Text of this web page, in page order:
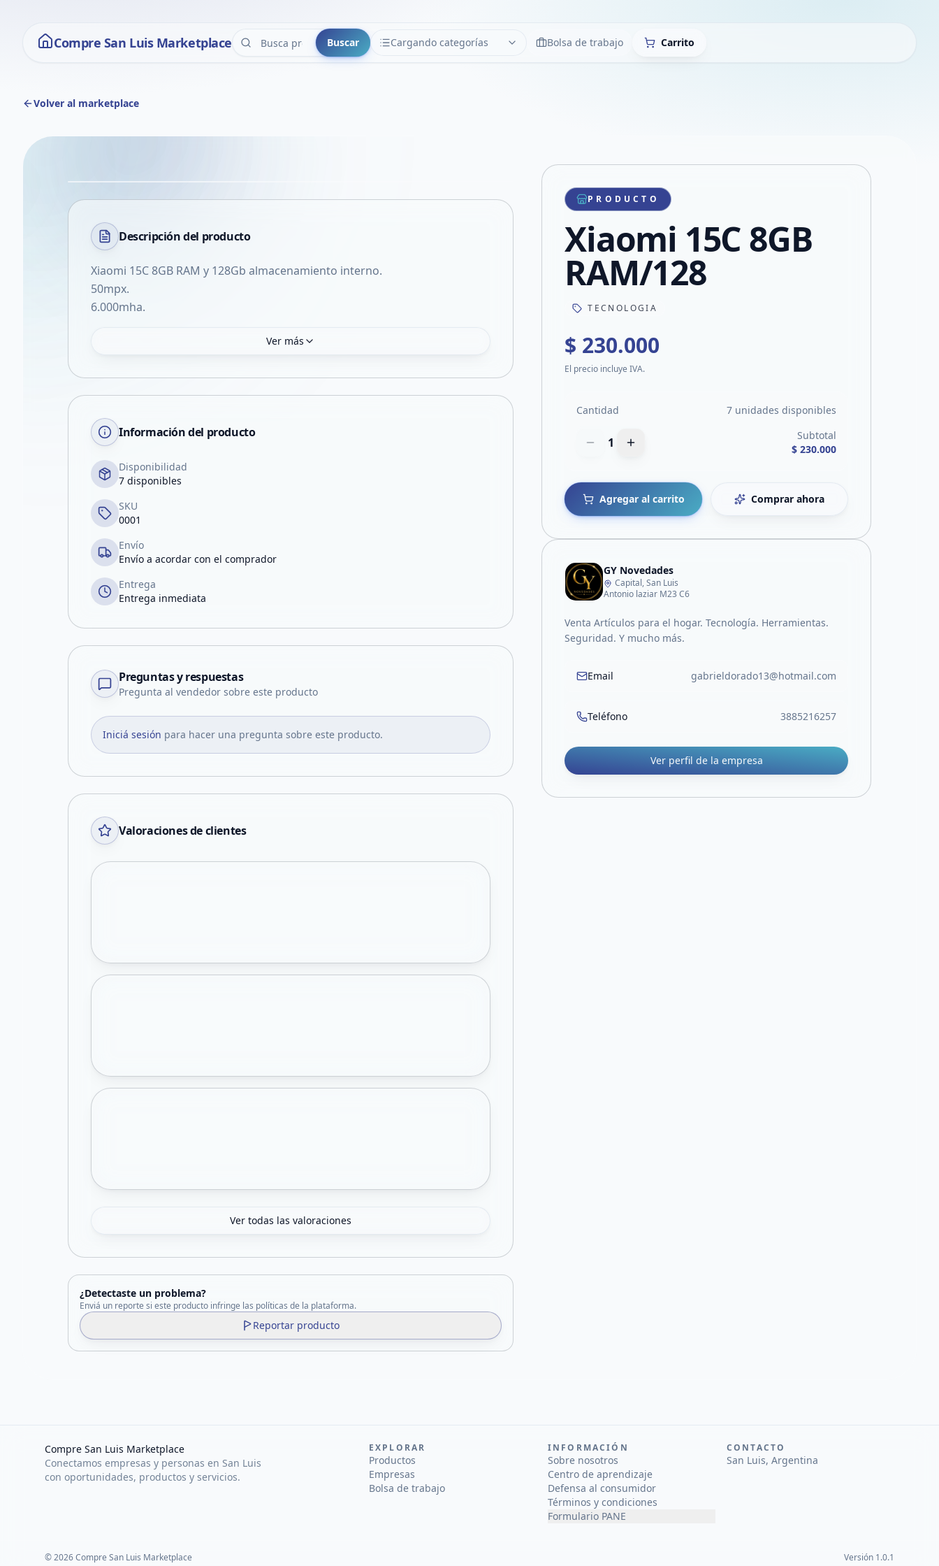
Compre San Luis Marketplace Buscar Cargando categorías
CATEGORÍAS LimpiarBolsa de trabajo Carrito
Volver al marketplace
VER EN PANTALLA COMPLETA
Compartir producto
Compartir por WhatsApp
Compartir por mail
Compartir en Facebook
Compartir en X
Descripción del producto
Xiaomi 15C 8GB RAM y 128Gb almacenamiento interno.
50mpx.
6.000mha.
Ver más
Información del producto
Disponibilidad
7 disponibles
SKU
0001
Envío
Envío a acordar con el comprador
Entrega
Entrega inmediata
Preguntas y respuestas
Pregunta al vendedor sobre este producto
Iniciá sesión para hacer una pregunta sobre este producto.
Valoraciones de clientes
Ver todas las valoraciones
¿Detectaste un problema?
Enviá un reporte si este producto infringe las políticas de la plataforma.
Reportar producto
PRODUCTO
Xiaomi 15C 8GB
RAM/128
TECNOLOGIA
$ 230.000
El precio incluye IVA.
Cantidad 7 unidades disponibles
1
Subtotal
$ 230.000
Agregar al carrito Comprar ahora
GY Novedades
Capital, San Luis
Antonio laziar M23 C6
Venta Artículos para el hogar. Tecnología. Herramientas.
Seguridad. Y mucho más.
Email gabrieldorado13@hotmail.com
Teléfono 3885216257
Ver perfil de la empresa
Compre San Luis Marketplace
Conectamos empresas y personas en San Luis
con oportunidades, productos y servicios.
EXPLORAR
Productos
Empresas
Bolsa de trabajo
INFORMACIÓN
Sobre nosotros
Centro de aprendizaje
Defensa al consumidor
Términos y condiciones
Formulario PANE
CONTACTO
San Luis, Argentina
©2026Compre San Luis Marketplace Versión 1.0.1